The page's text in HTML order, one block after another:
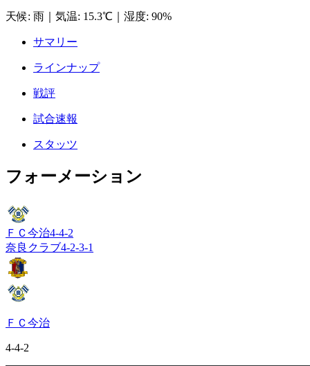
天候: 雨 気温: 15.3℃ 湿度: 90%
サマリー
ラインナップ
戦評
試合速報
スタッツ
フォーメーション
ＦＣ今治4-4-2
奈良クラブ4-2-3-1
ＦＣ今治
4-4-2